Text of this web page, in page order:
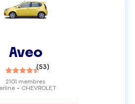
Aveo
(53)
CHEVROLET
2101 membres